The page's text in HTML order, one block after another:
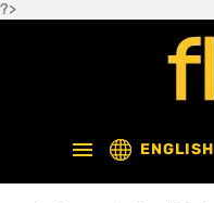
?>
 ENGLISH